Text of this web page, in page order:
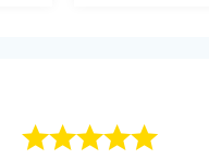
